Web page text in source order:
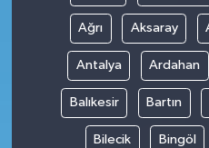
Ağrı Aksaray
Antalya Ardahan
Balıkesir Bartın
Bilecik Bingöl